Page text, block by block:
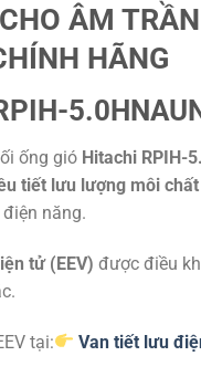
ÂM
HÃNG
ống gió Hitachi RPIH-
tiết lưu lượng môi
năng.
tử (EEV) được điều
tại: Van tiết lưu